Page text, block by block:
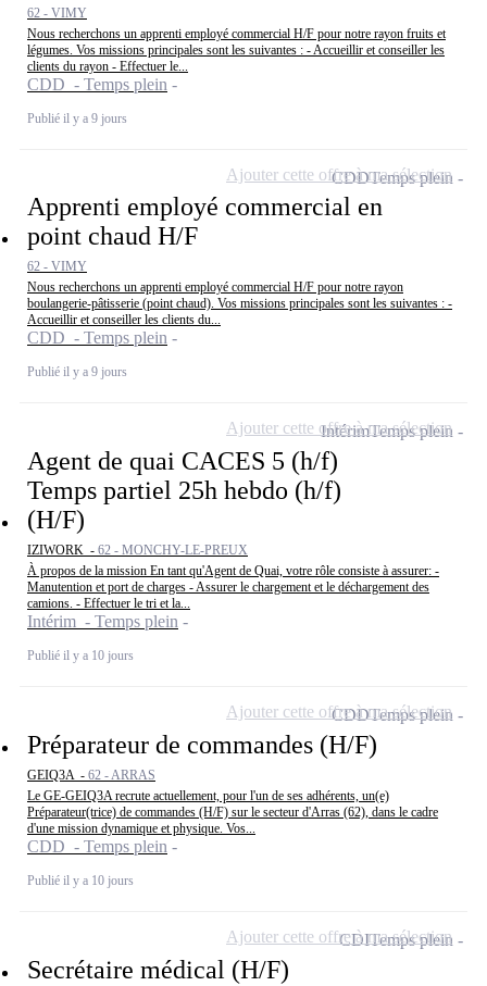
62 - VIMY
Nous recherchons un apprenti employé commercial H/F pour notre rayon fruits et
légumes. Vos missions principales sont les suivantes : - Accueillir et conseiller les
clients du rayon - Effectuer le...
CDD - Temps plein
Publié il y a 9 jours
Apprenti employé commercial en
point chaud H/F
62 - VIMY
Nous recherchons un apprenti employé commercial H/F pour notre rayon
boulangerie-pâtisserie (point chaud). Vos missions principales sont les suivantes : -
Accueillir et conseiller les clients du...
CDD - Temps plein
Publié il y a 9 jours
CDDTemps plein
Ajouter cette offre à ma sélection
Agent de quai CACES 5 (h/f)
Temps partiel 25h hebdo (h/f)
(H/F)
IZIWORK - 62 - MONCHY-LE-PREUX
À propos de la mission En tant qu'Agent de Quai, votre rôle consiste à assurer: -
Manutention et port de charges - Assurer le chargement et le déchargement des
camions. - Effectuer le tri et la...
Intérim - Temps plein
Publié il y a 10 jours
IntérimTemps plein
Ajouter cette offre à ma sélection
Préparateur de commandes (H/F)
GEIQ3A - 62 - ARRAS
Le GE-GEIQ3A recrute actuellement, pour l'un de ses adhérents, un(e)
Préparateur(trice) de commandes (H/F) sur le secteur d'Arras (62), dans le cadre
d'une mission dynamique et physique. Vos...
CDD - Temps plein
Publié il y a 10 jours
CDDTemps plein
Ajouter cette offre à ma sélection
Secrétaire médical (H/F)
CDITemps plein
Ajouter cette offre à ma sélection